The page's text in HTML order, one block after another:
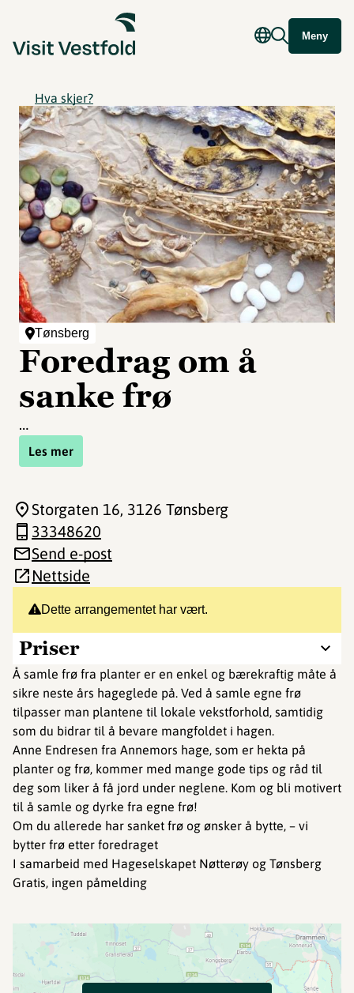
Meny
Hva skjer?
Tønsberg
Foredrag om å
sanke frø
…
Les mer
Dette arrangementet har vært.
Priser
Å samle frø fra planter er en enkel og bærekraftig måte å
sikre neste års hageglede på. Ved å samle egne frø
tilpasser man plantene til lokale vekstforhold, samtidig
som du bidrar til å bevare mangfoldet i hagen.
Anne Endresen fra Annemors hage, som er hekta på
planter og frø, kommer med mange gode tips og råd til
deg som liker å få jord under neglene. Kom og bli motivert
til å samle og dyrke fra egne frø!
Om du allerede har sanket frø og ønsker å bytte, – vi
bytter frø etter foredraget
I samarbeid med Hageselskapet Nøtterøy og Tønsberg
Gratis, ingen påmelding
Storgaten 16, 3126 Tønsberg
33348620
Send e-post
Nettside